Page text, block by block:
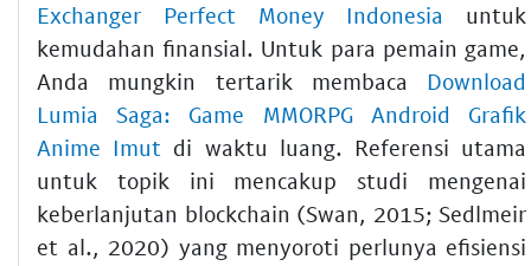
Exchanger Perfect Money Indonesia untuk
kemudahan finansial. Untuk para pemain game,
Anda mungkin tertarik membaca Download
Lumia Saga: Game MMORPG Android Grafik
Anime Imut di waktu luang. Referensi utama
untuk topik ini mencakup studi mengenai
keberlanjutan blockchain (Swan, 2015; Sedlmeir
et al., 2020) yang menyoroti perlunya efisiensi